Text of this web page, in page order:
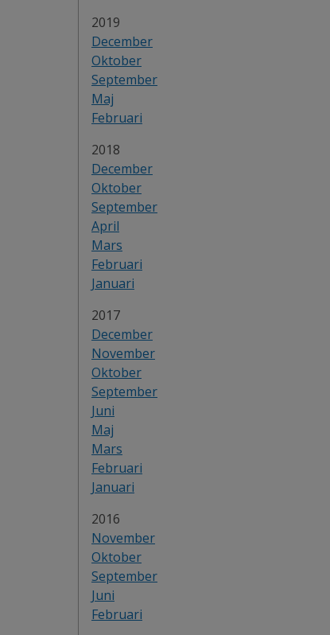
År:
2019
December
Oktober
September
Maj
Februari
År:
2018
December
Oktober
September
April
Mars
Februari
Januari
År:
2017
December
November
Oktober
September
Juni
Maj
Mars
Februari
Januari
År:
2016
November
Oktober
September
Juni
Februari